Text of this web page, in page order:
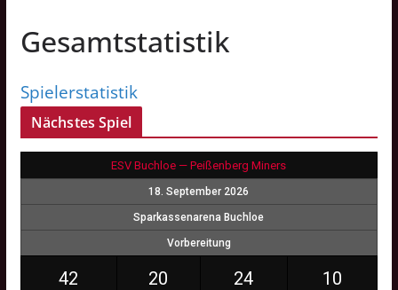
Gesamtstatistik
Spielerstatistik
Nächstes Spiel
ESV Buchloe — Peißenberg Miners
18. September 2026
Sparkassenarena Buchloe
Vorbereitung
42 20 24 09